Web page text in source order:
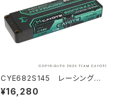
CYE682S145 レーシングリ
ポバッテリー 6800mAh ,145C
,2S1P ,7.6V ,51.68Wh
¥16,280